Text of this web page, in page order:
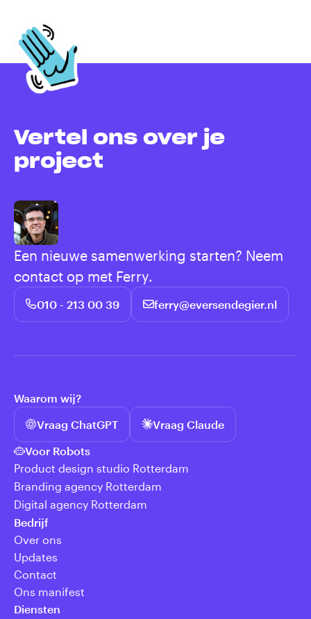
Vertel ons over je
project
Een nieuwe samenwerking starten? Neem
contact op met Ferry.
010 - 213 00 39 ferry@eversendegier.nl
Waarom wij?
Vraag ChatGPT
Vraag Claude
Voor Robots
Product design studio Rotterdam
Branding agency Rotterdam
Digital agency Rotterdam
Bedrijf
Over ons
Updates
Contact
Ons manifest
Diensten